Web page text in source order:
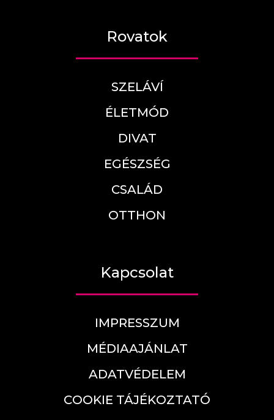
Rovatok
SZELÁVÍ
ÉLETMÓD
DIVAT
EGÉSZSÉG
CSALÁD
OTTHON
Kapcsolat
IMPRESSZUM
MÉDIAAJÁNLAT
ADATVÉDELEM
COOKIE TÁJÉKOZTATÓ